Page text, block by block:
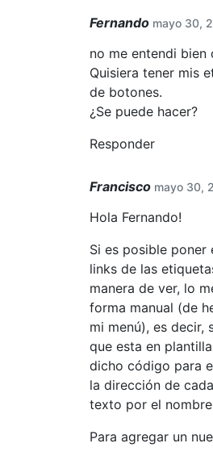
Fernando mayo 30,
no me entendi bien
Quisiera tener mis
de botones.
¿Se puede hacer?
Responder
Francisco mayo 30,
Hola Fernando!
Si es posible poner
links de las
manera de ver, lo
forma manual (de
mi menú), es decir,
que esta en
dicho código para
la dirección de
texto por el
Para agregar un